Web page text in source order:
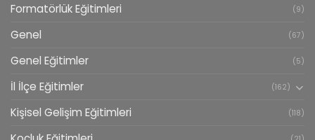
Formatörlük Eğitimleri (9)
Genel (67)
Genel Eğitimler (5)
İl İlçe Eğitimler (162)
Kişisel Gelişim Eğitimleri (118)